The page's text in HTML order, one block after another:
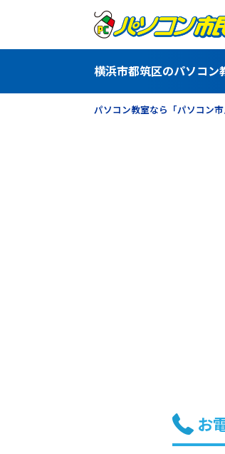
横浜市都筑区のパソコン
パソコン教室なら「パソコン市
お